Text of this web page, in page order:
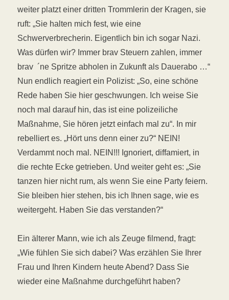
weiter platzt einer dritten Trommlerin der Kragen, sie
ruft: „Sie halten mich fest, wie eine
Schwerverbrecherin. Eigentlich bin ich sogar Nazi.
Was dürfen wir? Immer brav Steuern zahlen, immer
brav ´ne Spritze abholen in Zukunft als Dauerabo …“
Nun endlich reagiert ein Polizist: „So, eine schöne
Rede haben Sie hier geschwungen. Ich weise Sie
noch mal darauf hin, das ist eine polizeiliche
Maßnahme, Sie hören jetzt einfach mal zu“. In mir
rebelliert es. „Hört uns denn einer zu?“ NEIN!
Verdammt noch mal. NEIN!!! Ignoriert, diffamiert, in
die rechte Ecke getrieben. Und weiter geht es: „Sie
tanzen hier nicht rum, als wenn Sie eine Party feiern.
Sie bleiben hier stehen, bis ich Ihnen sage, wie es
weitergeht. Haben Sie das verstanden?“
Ein älterer Mann, wie ich als Zeuge filmend, fragt:
„Wie fühlen Sie sich dabei? Was erzählen Sie Ihrer
Frau und Ihren Kindern heute Abend? Dass Sie
wieder eine Maßnahme durchgeführt haben?